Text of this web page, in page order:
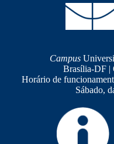
Campus
Brasília-DF |
Horário de
Sábado,